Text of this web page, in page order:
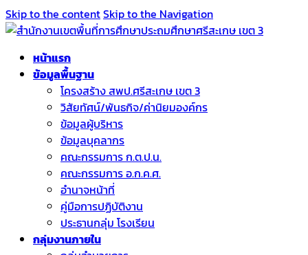
Skip to the contentSkip to the Navigation
หน้าแรก
ข้อมูลพื้นฐาน
โครงสร้าง สพป.ศรีสะเกษ เขต 3
วิสัยทัศน์/พันธกิจ/ค่านิยมองค์กร
ข้อมูลผู้บริหาร
ข้อมูลบุคลากร
คณะกรรมการ ก.ต.ป.น.
คณะกรรมการ อ.ก.ค.ศ.
อำนาจหน้าที่
คู่มือการปฏิบัติงาน
ประธานกลุ่ม โรงเรียน
กลุ่มงานภายใน